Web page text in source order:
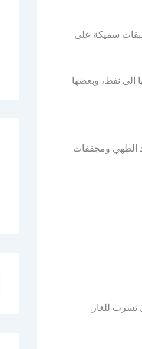
سميكة على
إلى نفط، وبعضها
الطهي ومجففات
تسرب للغاز.